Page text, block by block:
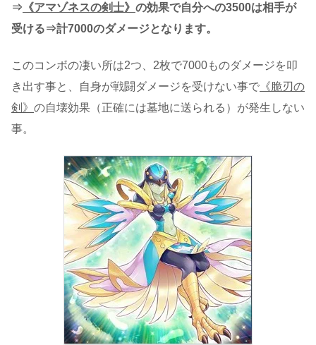
⇒ 《アマゾネスの剣士》 の効果で自分への3500は相手が
受ける⇒計7000のダメージとなります。
このコンボの凄い所は2つ、2枚で7000ものダメージを叩
き出す事と、自身が戦闘ダメージを受けない事で 《脆刃の
剣》 の自壊効果（正確には墓地に送られる）が発生しない
事。